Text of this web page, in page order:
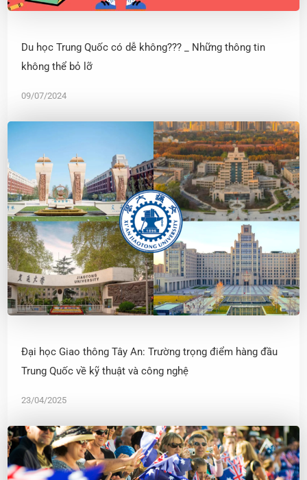
Du học Trung Quốc có dễ không??? _ Những thông tin
không thể bỏ lỡ
09/07/2024
Đại học Giao thông Tây An: Trường trọng điểm hàng đầu
Trung Quốc về kỹ thuật và công nghệ
23/04/2025